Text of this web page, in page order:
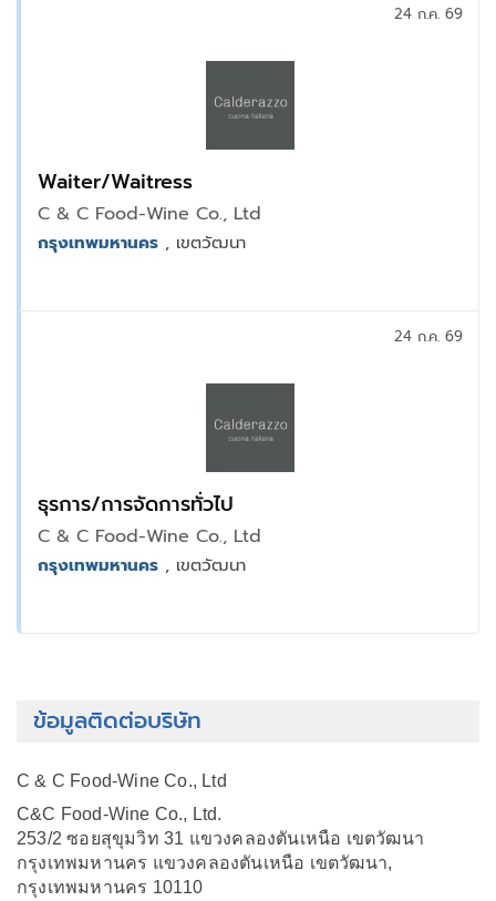
Waiter/Waitress
C & C Food-Wine Co., Ltd
24 ก.ค. 69
กรุงเทพมหานคร , เขตวัฒนา
ธุรการ/การจัดการทั่วไป
C & C Food-Wine Co., Ltd
24 ก.ค. 69
กรุงเทพมหานคร , เขตวัฒนา
ข้อมูลติดต่อบริษัท
C & C Food-Wine Co., Ltd
C&C Food-Wine Co., Ltd.
253/2 ซอยสุขุมวิท 31 แขวงคลองตันเหนือ เขตวัฒนา
กรุงเทพมหานคร แขวงคลองตันเหนือ เขตวัฒนา,
กรุงเทพมหานคร 10110